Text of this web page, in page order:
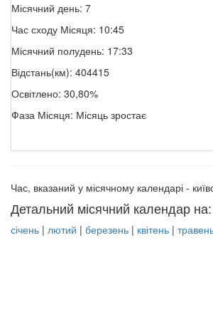
Місячний день: 7
Час сходу Місяця: 10:45
Місячний полудень: 17:33
Відстань(км): 404415
Освітлено: 30,80%
Фаза Місяця: Місяць зростає
Час, вказаний у місячному календарі -
Детальний місячний календар на:
січень | лютий | березень | квітень |